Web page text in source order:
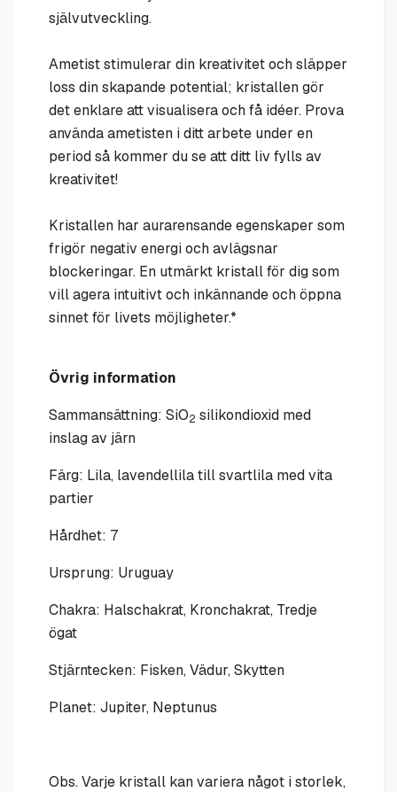
självutveckling.
Ametist stimulerar din kreativitet och släpper
loss din skapande potential; kristallen gör
det enklare att visualisera och få idéer. Prova
använda ametisten i ditt arbete under en
period så kommer du se att ditt liv fylls av
kreativitet!
Kristallen har aurarensande egenskaper som
frigör negativ energi och avlägsnar
blockeringar. En utmärkt kristall för dig som
vill agera intuitivt och inkännande och öppna
sinnet för livets möjligheter.*
Övrig information
Sammansättning: SiO2 silikondioxid med
inslag av järn
Färg: Lila, lavendellila till svartlila med vita
partier
Hårdhet: 7
Ursprung: Uruguay
Chakra: Halschakrat, Kronchakrat, Tredje
ögat
Stjärntecken: Fisken, Vädur, Skytten
Planet: Jupiter, Neptunus
Obs. Varje kristall kan variera något i storlek,